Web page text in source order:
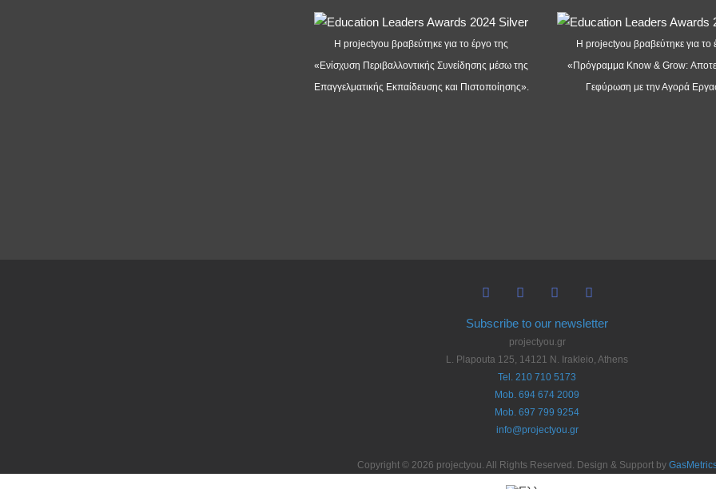
Η projectyou βραβεύτηκε για το έργο της
«Ενίσχυση Περιβαλλοντικής Συνείδησης μέσω της
Επαγγελματικής Εκπαίδευσης και Πιστοποίησης».
Η projectyou βραβεύτηκε για το
«Πρόγραμμα Know & Grow:
Γεφύρωση με την Αγορά
Subscribe to our newsletter
projectyou.gr
L. Plapouta 125, 14121 N. Irakleio, Athens
Tel. 210 710 5173
Mob. 694 674 2009
Mob. 697 799 9254
info@projectyou.gr
Copyright © 2026 projectyou. All Rights Reserved. Design & Support by